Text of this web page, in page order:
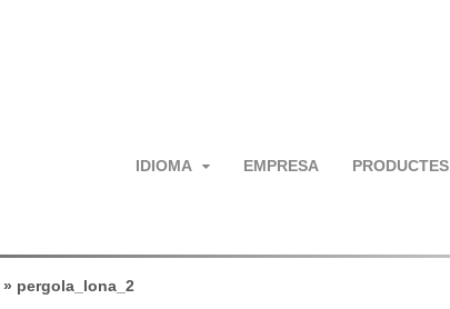
IDIOMA EMPRESA PRODUCTES
» pergola_lona_2